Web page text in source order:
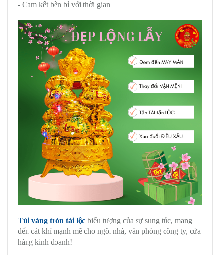
- Cam kết bền bỉ với thời gian
Túi vàng tròn tài lộc biểu tượng của sự sung túc, mang
đến cát khí mạnh mẽ cho ngôi nhà, văn phòng công ty, cửa
hàng kinh doanh!